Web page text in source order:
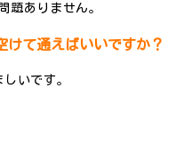
題ありません。
けて通えばいいですか？
いです。